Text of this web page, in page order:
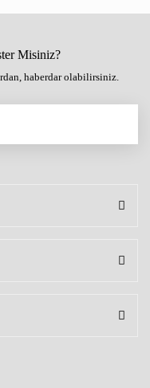
Misiniz?
haberdar olabilirsiniz.